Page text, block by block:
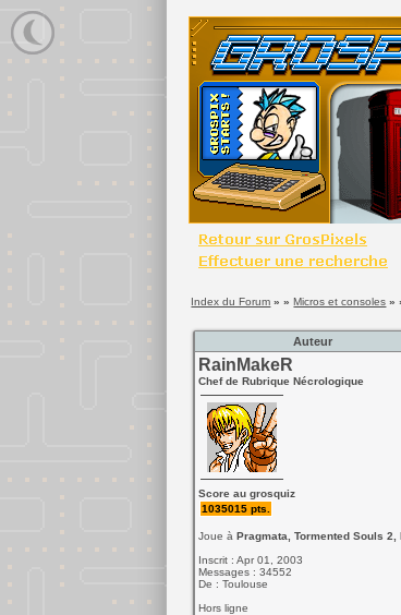
Index du Forum » »Micros et consoles »
Auteur
RainMakeR
Chef de Rubrique Nécrologique
Score au grosquiz
1035015 pts.
Joue à Pragmata, Tormented Souls 2,
Inscrit : Apr 01, 2003
Messages : 34552
De : Toulouse
Hors ligne